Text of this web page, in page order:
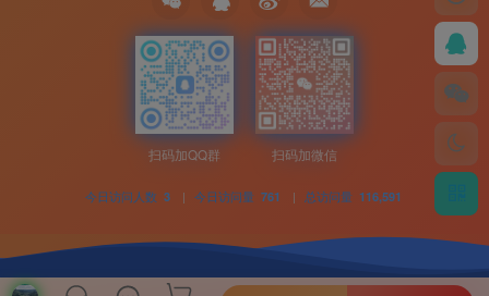
扫码加QQ群 扫码加微信
今日访问人数 3 | 今日访问量 761 | 总访问量 116,591